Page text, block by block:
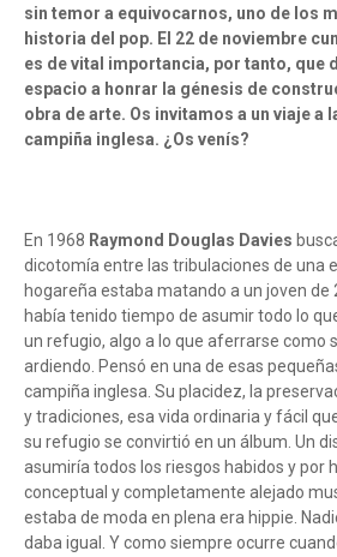
sin temor a equivocarnos, uno de los
historia del pop. El 22 de noviembre
es de vital importancia, por tanto, que
espacio a honrar la génesis de
obra de arte. Os invitamos a un viaje a
campiña inglesa. ¿Os venís?
En 1968 Raymond Douglas Davies
dicotomía entre las tribulaciones de una
hogareña estaba matando a un joven de
había tenido tiempo de asumir todo lo
un refugio, algo a lo que aferrarse como
ardiendo. Pensó en una de esas
campiña inglesa. Su placidez, la
y tradiciones, esa vida ordinaria y fácil
su refugio se convirtió en un álbum. Un
asumiría todos los riesgos habidos y por
conceptual y completamente alejado
estaba de moda en plena era hippie.
daba igual. Y como siempre ocurre